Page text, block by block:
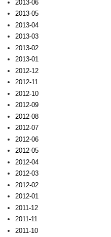
2013-06
2013-05
2013-04
2013-03
2013-02
2013-01
2012-12
2012-11
2012-10
2012-09
2012-08
2012-07
2012-06
2012-05
2012-04
2012-03
2012-02
2012-01
2011-12
2011-11
2011-10